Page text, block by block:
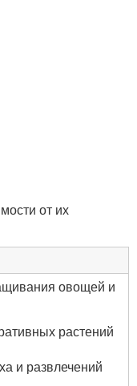
от их
овощей и
растений
и развлечений